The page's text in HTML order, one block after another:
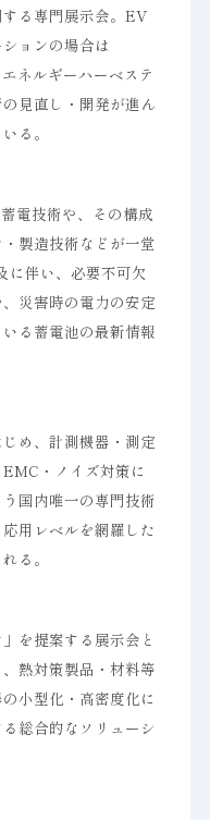
る専門展示会。EV
ョンの場合は
ネルギーハーベステ
見直し・開発が進ん
る。
電技術や、その構成
製造技術などが一堂
に伴い、必要不可欠
災害時の電力の安定
る蓄電池の最新情報
め、計測機器・測定
・ノイズ対策に
国内唯一の専門技術
用レベルを網羅した
る。
を提案する展示会と
熱対策製品・材料等
小型化・高密度化に
総合的なソリューシ